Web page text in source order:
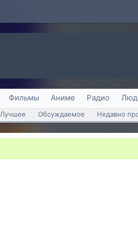
Фильмы Аниме Радио
Лучшее Обсуждаемое Недавно